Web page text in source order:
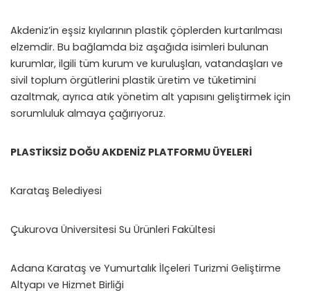
Akdeniz’in eşsiz kıyılarının plastik çöplerden kurtarılması
elzemdir. Bu bağlamda biz aşağıda isimleri bulunan
kurumlar, ilgili tüm kurum ve kuruluşları, vatandaşları ve
sivil toplum örgütlerini plastik üretim ve tüketimini
azaltmak, ayrıca atık yönetim alt yapısını geliştirmek için
sorumluluk almaya çağırıyoruz.
PLASTİKSİZ DOĞU AKDENİZ PLATFORMU ÜYELERİ
Karataş Belediyesi
Çukurova Üniversitesi Su Ürünleri Fakültesi
Adana Karataş ve Yumurtalık İlçeleri Turizmi Geliştirme
Altyapı ve Hizmet Birliği